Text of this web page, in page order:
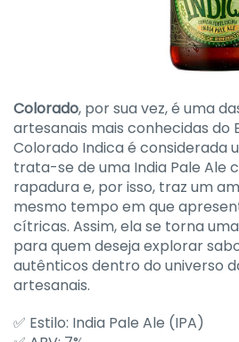
Colorado, por sua vez, é uma
artesanais mais conhecidas do
Colorado Indica é considerada
trata-se de uma India Pale Ale
rapadura e, por isso, traz um
mesmo tempo em que
cítricas. Assim, ela se torna
para quem deseja explorar
autênticos dentro do universo
artesanais.
✅ Estilo: India Pale Ale (IPA)